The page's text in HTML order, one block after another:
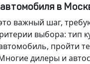
в
важный шаг,
выбора: тип
пройти
дилеры и